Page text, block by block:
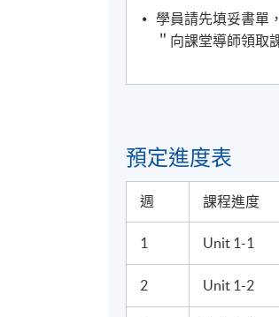
學員請先填妥書單
＂向課堂導師領取
預定進度表
週 課程進度
1 Unit 1-1
2 Unit 1-2